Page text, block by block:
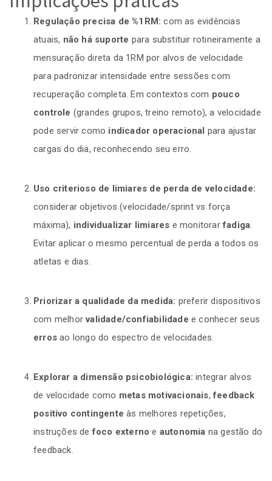
Regulação precisa de %1RM: com as evidências
atuais, não há suporte para substituir rotineiramente a
mensuração direta da 1RM por alvos de velocidade
para padronizar intensidade entre sessões com
recuperação completa. Em contextos com pouco
controle (grandes grupos, treino remoto), a velocidade
pode servir como indicador operacional para ajustar
cargas do dia, reconhecendo seu erro.
Uso criterioso de limiares de perda de velocidade:
considerar objetivos (velocidade/sprint vs força
máxima), individualizar limiares e monitorarfadiga.
Evitar aplicar o mesmo percentual de perda a todos os
atletas e dias.
Priorizar a qualidade da medida: preferir dispositivos
com melhorvalidade/confiabilidade e conhecer seus
erros ao longo do espectro de velocidades.
Explorar a dimensão psicobiológica: integrar alvos
de velocidade como metas motivacionais,feedback
positivo contingente às melhores repetições,
instruções defoco externo e autonomia na gestão do
feedback.